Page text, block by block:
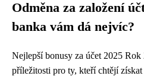
Odměna za založení
banka vám dá nejvíc?
Nejlepší bonusy za účet 2025
příležitosti pro ty, kteří chtějí